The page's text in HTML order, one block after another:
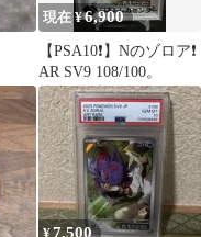
現在 ¥6,900
【PSA10❗️】Nのゾロア❗️
AR SV9 108/100。
¥7,500